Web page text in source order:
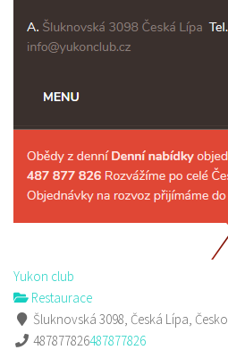
Yukon club
Restaurace
Šluknovská 3098, Česká Lípa, Česko
487877826487877826